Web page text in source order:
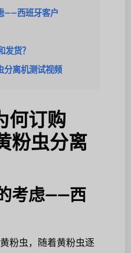
——西班牙客户
发货？
分离机测试视频
何订购
粉虫分离
考虑——西
粉虫，随着黄粉虫逐